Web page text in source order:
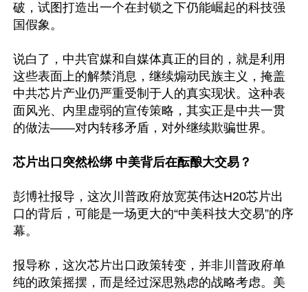
破，试图打造出一个在封锁之下仍能崛起的科技强
国假象。
说白了，中共官媒和自媒体真正的目的，就是利用
这些表面上的解禁消息，继续煽动民族主义，掩盖
中共芯片产业仍严重受制于人的真实现状。这种表
面风光、内里虚弱的宣传策略，其实正是中共一贯
的做法——对内转移矛盾，对外继续欺骗世界。
芯片出口突然松绑 中美背后在酝酿大交易？
彭博社报导，这次川普政府放宽英伟达H20芯片出
口的背后，可能是一场更大的“中美科技大交易”的序
幕。
报导称，这次芯片出口政策转变，并非川普政府单
纯的政策摇摆，而是经过深思熟虑的战略考虑。美